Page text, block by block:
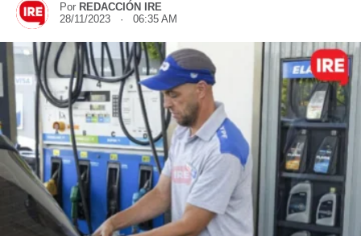
Por REDACCIÓN IRE
28/11/2023 · 06:35 AM